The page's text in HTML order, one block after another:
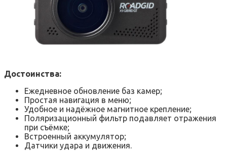
Достоинства:
Ежедневное обновление баз камер;
Простая навигация в меню;
Удобное и надёжное магнитное крепление;
Поляризационный фильтр подавляет отражения
при съёмке;
Встроенный аккумулятор;
Датчики удара и движения.